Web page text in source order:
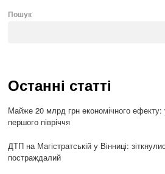
Пошук
Останні статті
Майже 20 млрд грн економічного
першого півріччя
ДТП на Магістратській у Вінниці:
постраждалий